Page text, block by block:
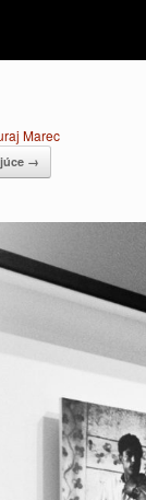
Marec
→